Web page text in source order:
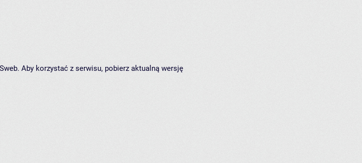
Aby korzystać z serwisu, pobierz aktualną wersję